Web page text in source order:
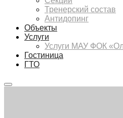
Тренерский состав
Антидопинг
Объекты
Услуги
Услуги МАУ ФОК
Гостиница
ГТО
Главное